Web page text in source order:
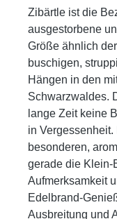
getragen von
dezenten
verleiht dem Destillat zusätzliche Tiefe und ein
weiches
Frucht zu zähmen. Abgang: Lang,
und
Holznoten
einem
Fruchtsäure.
Wälder, nasse
Nebel. Speiseempfehlung: Großartig zu
Wildterrinen,
Edelbrandes
nur sehr
Jahrgangs.
Flasche wird
geliefert.
Bukett mit
dunkler
und
Kastanienfass,
Pfeifentabak
verleihen dem
und erdige Tiefe. Geschmack:
Zibärtle ist die
ausgestorbene
Größe ähnlich der
buschigen,
Hängen in den
Schwarzwaldes.
lange Zeit keine
in
besonderen,
gerade die Klein-
Aufmerksamkeit
Edelbrand-
Ausbreitung und